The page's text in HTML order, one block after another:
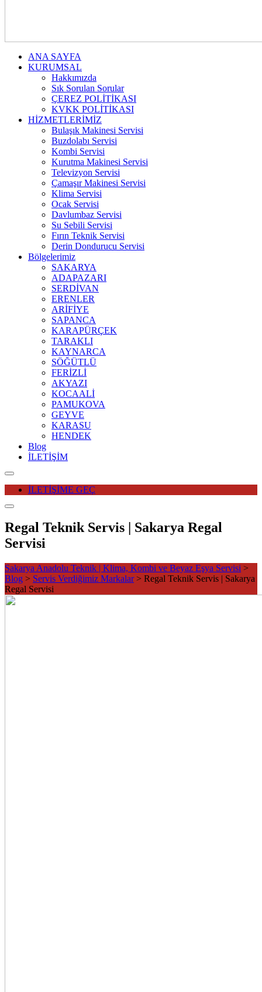
ANA SAYFA
KURUMSAL
Hakkımızda
Sık Sorulan Sorular
ÇEREZ POLİTİKASI
KVKK POLİTİKASI
HİZMETLERİMİZ
Bulaşık Makinesi Servisi
Buzdolabı Servisi
Kombi Servisi
Kurutma Makinesi Servisi
Televizyon Servisi
Çamaşır Makinesi Servisi
Klima Servisi
Ocak Servisi
Davlumbaz Servisi
Su Sebili Servisi
Fırın Teknik Servisi
Derin Dondurucu Servisi
Bölgelerimiz
SAKARYA
ADAPAZARI
SERDİVAN
ERENLER
ARİFİYE
SAPANCA
KARAPÜRÇEK
TARAKLI
KAYNARCA
SÖĞÜTLÜ
FERİZLİ
AKYAZI
KOCAALİ
PAMUKOVA
GEYVE
KARASU
HENDEK
Blog
İLETİŞİM
İLETİŞİME GEÇ
Regal Teknik Servis | Sakarya Regal
Servisi
Sakarya Anadolu Teknik | Klima, Kombi ve Beyaz Eşya Servisi >
Blog > Servis Verdiğimiz Markalar> Regal Teknik Servis | Sakarya
Regal Servisi